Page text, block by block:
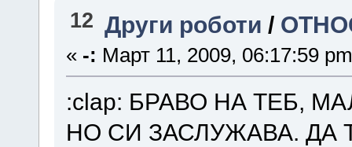
12 Други роботи /
« -: Март 11, 2009, 06:17:59
:clap: БРАВО НА ТЕБ,
НО СИ ЗАСЛУЖАВА. ДА